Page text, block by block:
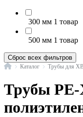
300 мм 1 товар
500 мм 1 товар
Сброс всех фильтров
ГлавнаяКаталог Трубы для
Трубы PE-